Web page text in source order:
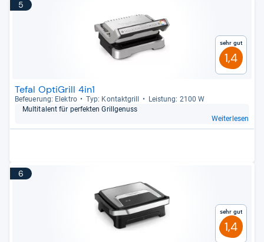
5
Sehr gut
1,4
Tefal OptiGrill 4in1
Befeue­rung: Elek­tro Typ: Kon­takt­grill
Leis­tung: 2100 W
Mul­ti­ta­lent für per­fek­ten Grill­ge­nuss
Weiterlesen
6
Sehr gut
1,4